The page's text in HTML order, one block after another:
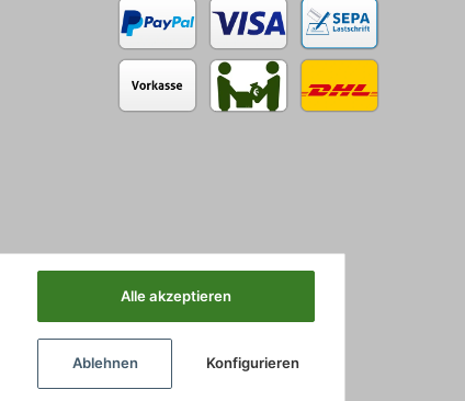
Alle akzeptieren
Ablehnen Konfigurieren